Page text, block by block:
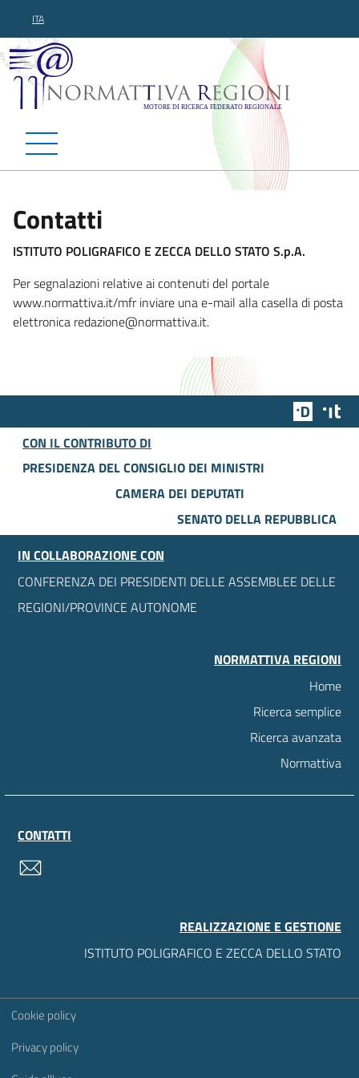
ITA
Normattiva Regioni -
Contatti
ISTITUTO POLIGRAFICO E ZECCA DELLO STATO S.p.A.
Per segnalazioni relative ai contenuti del portale
www.normattiva.it/mfr inviare una e-mail alla casella di posta
elettronica redazione@normattiva.it.
Team
CON IL CONTRIBUTO DI
PRESIDENZA DEL CONSIGLIO DEI MINISTRI
CAMERA DEI DEPUTATI
SENATO DELLA REPUBBLICA
IN COLLABORAZIONE CON
CONFERENZA DEI PRESIDENTI DELLE ASSEMBLEE DELLE
REGIONI/PROVINCE AUTONOME
NORMATTIVA REGIONI
Home
Ricerca semplice
Ricerca avanzata
Normattiva
CONTATTI
REALIZZAZIONE E GESTIONE
ISTITUTO POLIGRAFICO E ZECCA DELLO STATO
Sezione Link Utili
Cookie policy
Privacy policy